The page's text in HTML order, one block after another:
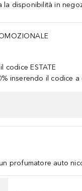
la disponibilità in
codice ESTATE
inserendo il codice a
profumatore auto